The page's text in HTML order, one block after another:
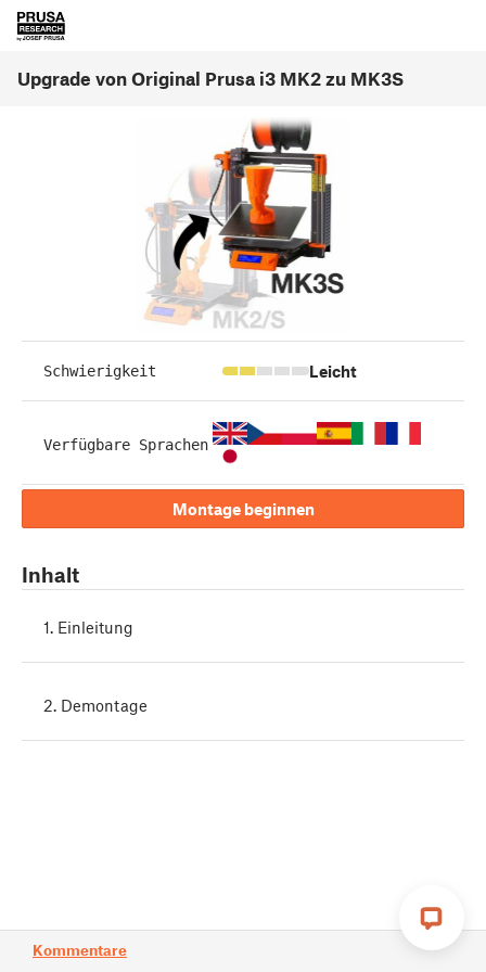
Upgrade von Original Prusa i3 MK2 zu MK3S
Kommentare
Schwierigkeit Leicht
Verfügbare Sprachen
Montage beginnen
Inhalt
1. Einleitung
2. Demontage